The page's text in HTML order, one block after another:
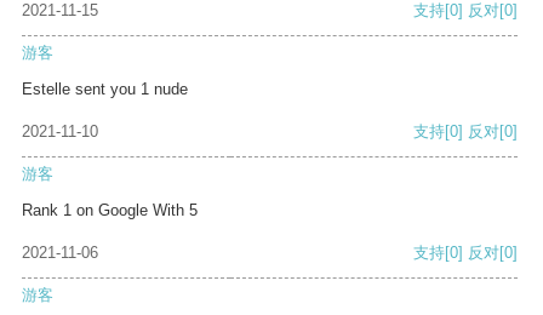
2021-11-15 支持[0] 反对[0]
游客
Estelle sent you 1 nude
2021-11-10 支持[0] 反对[0]
游客
Rank 1 on Google With 5
2021-11-06 支持[0] 反对[0]
游客